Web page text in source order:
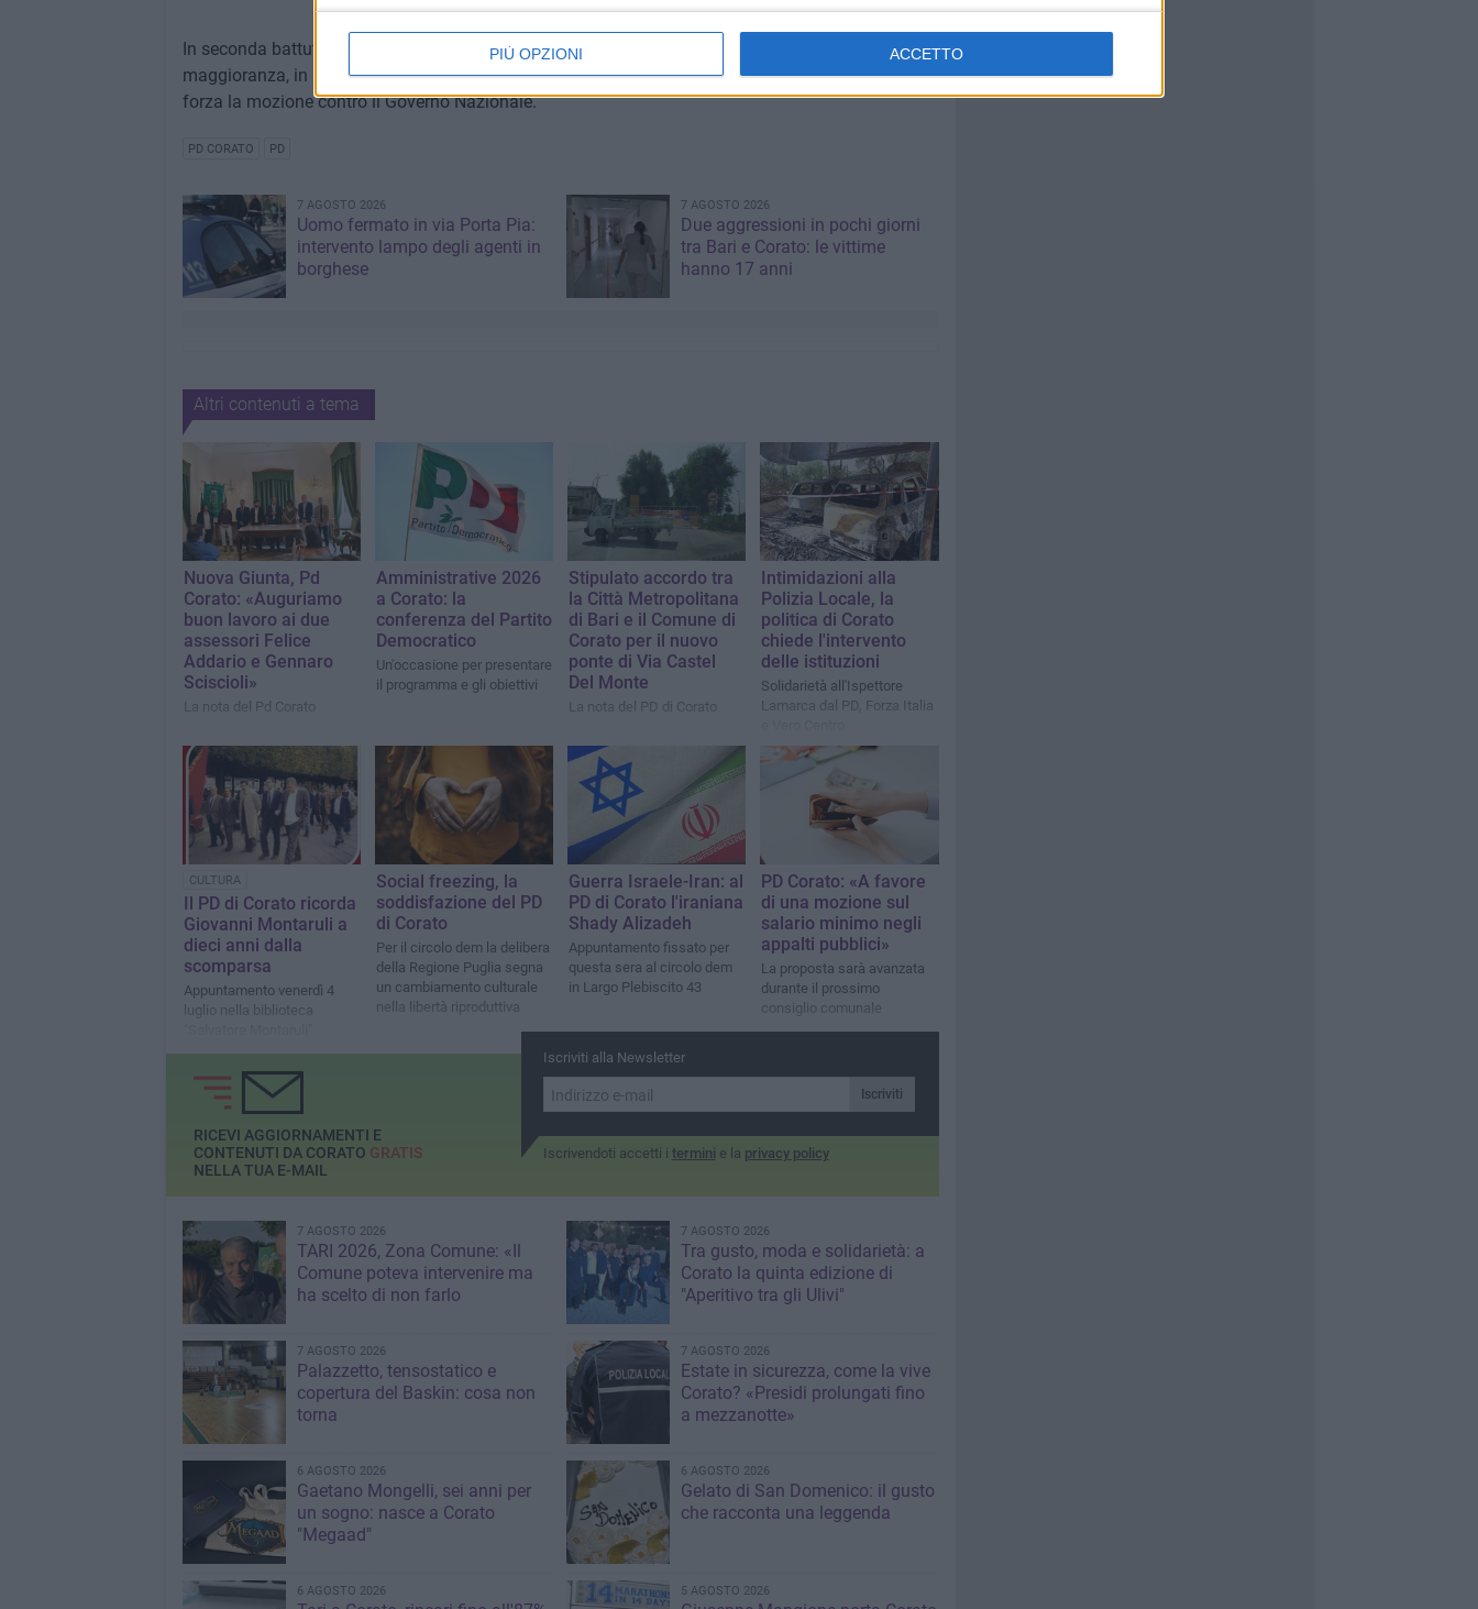
PIÙ OPZIONI ACCETTO
In seconda battuta a nome del Partito Democratico ringrazio le altre forze politiche di
maggioranza, in primis il Sindaco Corrado De Benedittis, per aver insieme a noi sostenuto con
forza la mozione contro il Governo Nazionale.
PD CORATO PD
7 AGOSTO 2026
Uomo fermato in via Porta Pia:
intervento lampo degli agenti in
borghese
7 AGOSTO 2026
Due aggressioni in pochi giorni
tra Bari e Corato: le vittime
hanno 17 anni
Altri contenuti a tema
Nuova Giunta, Pd
Corato: «Auguriamo
buon lavoro ai due
assessori Felice
Addario e Gennaro
Sciscioli»
La nota del Pd Corato
Amministrative 2026
a Corato: la
conferenza del Partito
Democratico
Un'occasione per presentare
il programma e gli obiettivi
Stipulato accordo tra
la Città Metropolitana
di Bari e il Comune di
Corato per il nuovo
ponte di Via Castel
Del Monte
La nota del PD di Corato
Intimidazioni alla
Polizia Locale, la
politica di Corato
chiede l'intervento
delle istituzioni
Solidarietà all'Ispettore
Lamarca dal PD, Forza Italia
CULTURA
Il PD di Corato ricorda
Giovanni Montaruli a
dieci anni dalla
scomparsa
Appuntamento venerdì 4
luglio nella biblioteca
Social freezing, la
soddisfazione del PD
di Corato
Per il circolo dem la delibera
della Regione Puglia segna
un cambiamento culturale
nella libertà riproduttiva
Guerra Israele-Iran: al
PD di Corato l'iraniana
Shady Alizadeh
Appuntamento fissato per
questa sera al circolo dem
in Largo Plebiscito 43
PD Corato: «A favore
di una mozione sul
salario minimo negli
appalti pubblici»
La proposta sarà avanzata
durante il prossimo
consiglio comunale
Iscriviti alla Newsletter
Iscriviti
Iscrivendoti accetti i termini e la privacy policy
RICEVI AGGIORNAMENTI E
CONTENUTI DA CORATO GRATIS
NELLA TUA E-MAIL
7 AGOSTO 2026
TARI 2026, Zona Comune: «Il
Comune poteva intervenire ma
ha scelto di non farlo
7 AGOSTO 2026
Tra gusto, moda e solidarietà: a
Corato la quinta edizione di
"Aperitivo tra gli Ulivi"
7 AGOSTO 2026
Palazzetto, tensostatico e
copertura del Baskin: cosa non
torna
7 AGOSTO 2026
Estate in sicurezza, come la vive
Corato? «Presidi prolungati fino
a mezzanotte»
6 AGOSTO 2026
Gaetano Mongelli, sei anni per
un sogno: nasce a Corato
"Megaad"
6 AGOSTO 2026
Gelato di San Domenico: il gusto
che racconta una leggenda
6 AGOSTO 2026 5 AGOSTO 2026